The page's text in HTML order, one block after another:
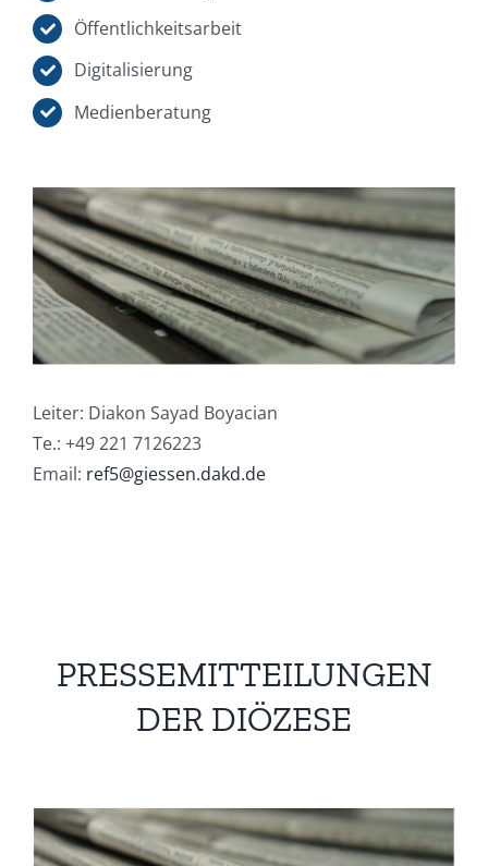
Öffentlichkeitsarbeit
Digitalisierung
Medienberatung
Leiter: Diakon Sayad Boyacian
Te.: +49 221 7126223
Email: ref5@giessen.dakd.de
PRESSEMITTEILUNGEN
DER DIÖZESE